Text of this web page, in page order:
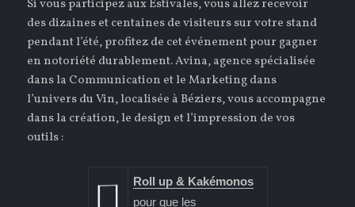
Si vous participez aux Estivales, vous allez recevoir
des dizaines et centaines de visiteurs sur votre stand
pendant l’été, profitez de cet événement pour gagner
en notoriété durablement. Avina, agence spécialisée
dans la Communication et le Marketing dans
l’univers du Vin, localisée à Béziers, vous accompagne
dans la création, le design et l’impression de vos
outils :
Roll up & Kakémonos
pour que les